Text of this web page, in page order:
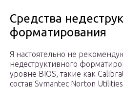
Средства
форматирования
Я настоятельно не
недеструктивного
уровне BIOS, такие как
состав Symantec Norton